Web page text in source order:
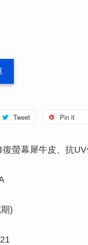
Tweet Pin it
螢幕犀牛皮、抗
)